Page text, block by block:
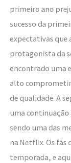
primeiro ano
sucesso da
expectativas que
protagonista da
encontrado uma
alto
de qualidade. A
uma
sendo uma das
na Netflix. Os fãs
temporada, e